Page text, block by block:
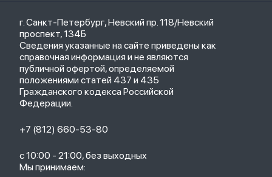
Товары для детей
Саундбары
Мониторы
ТВ-приставки
Рюкзаки
Кабели
Зарядные устройства
Политика конфиденциальности
Оплата и доставка
Партнерская программа
Гарантия
Обмен и возврат
Бонусы
Trade-in
Новые поступления
Популярное
Акции
г. Санкт-Петербург, Невский пр. 118/Невский
проспект, 134Б
Сведения указанные на сайте приведены как
справочная информация и не являются
публичной офертой, определяемой
положениями статей 437 и 435
Гражданского кодекса Российской
Федерации.
+7 (812) 660-53-80
с 10:00 - 21:00, без выходных
Мы принимаем: